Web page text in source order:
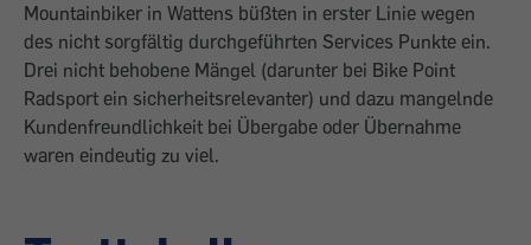
Mountainbiker in Wattens büßten in erster Linie wegen
des nicht sorgfältig durchgeführten Services Punkte ein.
Drei nicht behobene Mängel (darunter bei Bike Point
Radsport ein sicherheitsrelevanter) und dazu mangelnde
Kundenfreundlichkeit bei Übergabe oder Übernahme
waren eindeutig zu viel.